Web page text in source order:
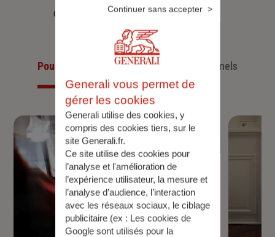
d’aujourd’hui et anticiper ceux de demain.
Pour les particuliersPour les professionnels
Generali vous permet de
gérer les cookies
Generali utilise des cookies, y
compris des cookies tiers, sur le
site Generali.fr.
Ce site utilise des cookies pour
l’analyse et l'amélioration de
l’expérience utilisateur, la mesure et
l’analyse d’audience, l’interaction
avec les réseaux sociaux, le ciblage
publicitaire (ex : Les cookies de
Google sont utilisés pour la
Continuer sans accepter